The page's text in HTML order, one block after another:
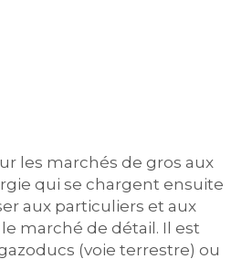
les marchés de gros aux
qui se chargent ensuite
aux particuliers et aux
marché de détail. Il est
(voie terrestre) ou